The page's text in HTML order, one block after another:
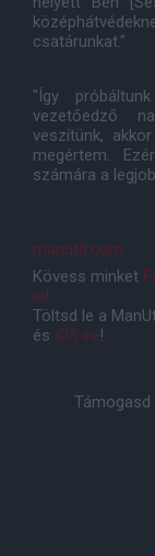
csatárunkat."
"Így
vezetőedző
veszítünk,
megértem.
számára a
manutd.com
Kövess minket
is!
Töltsd le a
és iOS-re!
Támogasd